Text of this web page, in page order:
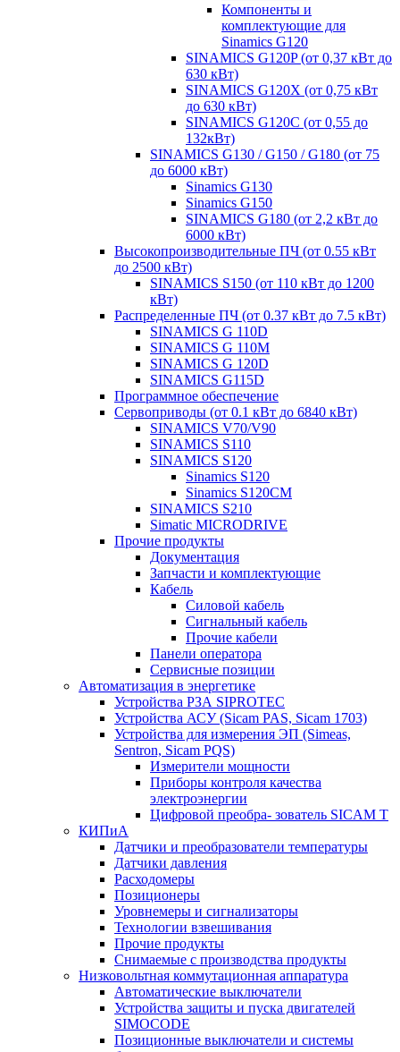
Компоненты и
комплектующие для
Sinamics G120
SINAMICS G120P (от 0,37 кВт до
630 кВт)
SINAMICS G120X (от 0,75 кВт
до 630 кВт)
SINAMICS G120C (от 0,55 до
132кВт)
SINAMICS G130 / G150 / G180 (от 75
до 6000 кВт)
Sinamics G130
Sinamics G150
SINAMICS G180 (от 2,2 кВт до
6000 кВт)
Высокопроизводительные ПЧ (от 0.55 кВт
до 2500 кВт)
SINAMICS S150 (от 110 кВт до 1200
кВт)
Распределенные ПЧ (от 0.37 кВт до 7.5 кВт)
SINAMICS G 110D
SINAMICS G 110M
SINAMICS G 120D
SINAMICS G115D
Программное обеспечение
Сервоприводы (от 0.1 кВт до 6840 кВт)
SINAMICS V70/V90
SINAMICS S110
SINAMICS S120
Sinamics S120
Sinamics S120CM
SINAMICS S210
Simatic MICRODRIVE
Прочие продукты
Документация
Запчасти и комплектующие
Кабель
Силовой кабель
Сигнальный кабель
Прочие кабели
Панели оператора
Сервисные позиции
Автоматизация в энергетике
Устройства РЗА SIPROTEC
Устройства АСУ (Sicam PAS, Sicam 1703)
Устройства для измерения ЭП (Simeas,
Sentron, Sicam PQS)
Измерители мощности
Приборы контроля качества
электроэнергии
Цифровой преобра- зователь SICAM T
КИПиА
Датчики и преобразователи температуры
Датчики давления
Расходомеры
Позиционеры
Уровнемеры и сигнализаторы
Технологии взвешивания
Прочие продукты
Снимаемые с производства продукты
Низковольтная коммутационная аппаратура
Автоматические выключатели
Устройства защиты и пуска двигателей
SIMOCODE
Позиционные выключатели и системы